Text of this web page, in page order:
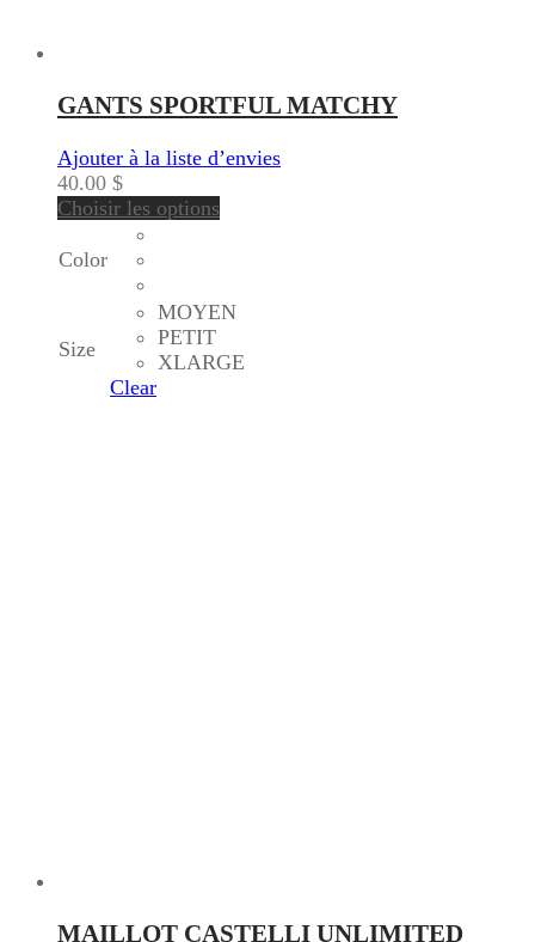
GANTS SPORTFUL MATCHY
Ajouter à la liste d’envies
40.00 $
Choisir les options
Color
Size
MOYEN
PETIT
XLARGE
Clear
MAILLOT CASTELLI UNLIMITED